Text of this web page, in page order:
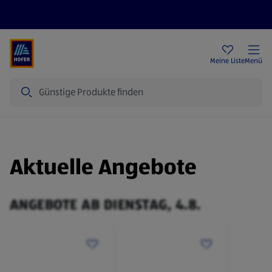
Meine ListeMenü
Aktuelle Angebote
ANGEBOTE AB DIENSTAG, 4.8.